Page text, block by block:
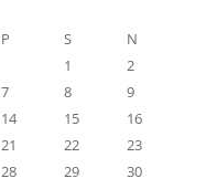
P S
N
1
2
7 8
9
14 15
16
21 22
23
28 29
30